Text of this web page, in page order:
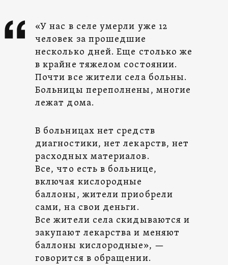
«У нас в селе умерли уже 12
человек за прошедшие
несколько дней. Еще столько же
в крайне тяжелом состоянии.
Почти все жители села больны.
Больницы переполнены, многие
лежат дома.
В больницах нет средств
диагностики, нет лекарств, нет
расходных материалов.
Все, что есть в больнице,
включая кислородные
баллоны, жители приобрели
сами, на свои деньги.
Все жители села скидываются и
закупают лекарства и меняют
баллоны кислородные», —
говорится в обращении.